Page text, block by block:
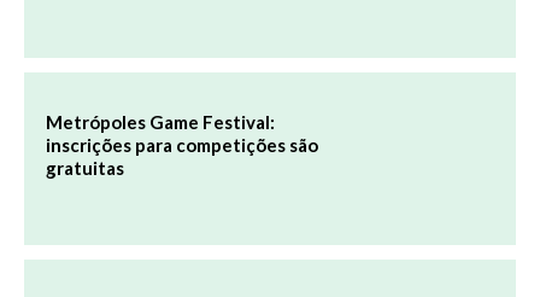
Metrópoles Game Festival:
inscrições para competições são
gratuitas